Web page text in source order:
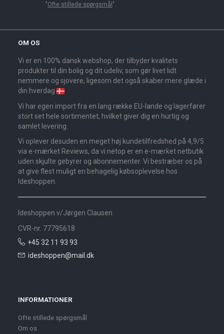
"Ofte stillede spørgsmål ".
OM OS
Vi er en 100% dansk webshop, der tilbyder kvalitets
produkter til din bolig og dit udeliv, som gør livet lidt
nemmere og sjovere, ligesom det også skaber mere glæde i
din hverdag
Vi har egen import fra en lang række EU-lande og lagerfører
stort set hele sortimentet, hvilket giver dig en hurtig og
samlet levering.
Vi oplever desuden en meget høj kundetilfredshed på 4,9/5
via e-mærket Reviews, da vi netop er en e-mærket netbutik
uden skjulte gebyrer og abonnementer. Vi bestræber os på
at give flest muligt en behagelig købsoplevelse hos
Ideshoppen.
Ideshoppen v/Jørgen Clausen
CVR-nr. 77795618
+45 32 11 93 93
ideshoppen@mail.dk
INFORMATIONER
Ofte stillede spørgsmål
Om os